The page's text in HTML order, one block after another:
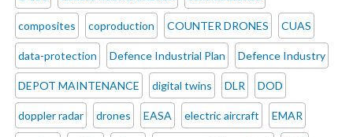
composites coproduction COUNTER DRONES CUAS
data-protection Defence Industrial Plan Defence Industry
DEPOT MAINTENANCE digital twins DLR DOD
doppler radar drones EASA electric aircraft EMAR